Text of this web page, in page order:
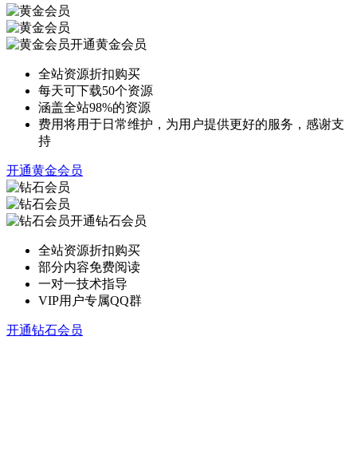
开通黄金会员
全站资源折扣购买
每天可下载50个资源
涵盖全站98%的资源
费用将用于日常维护，为用户提供更好的服务，感谢支
持
开通黄金会员
开通钻石会员
全站资源折扣购买
部分内容免费阅读
一对一技术指导
VIP用户专属QQ群
开通钻石会员